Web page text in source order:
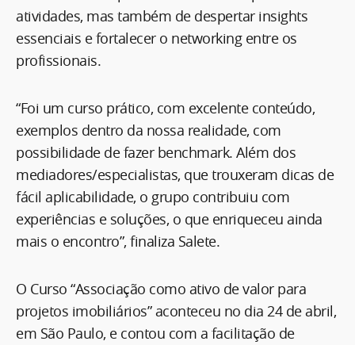
atividades, mas também de despertar insights
essenciais e fortalecer o networking entre os
profissionais.
“Foi um curso prático, com excelente conteúdo,
exemplos dentro da nossa realidade, com
possibilidade de fazer benchmark. Além dos
mediadores/especialistas, que trouxeram dicas de
fácil aplicabilidade, o grupo contribuiu com
experiências e soluções, o que enriqueceu ainda
mais o encontro”, finaliza Salete.
O Curso “Associação como ativo de valor para
projetos imobiliários” aconteceu no dia 24 de abril,
em São Paulo, e contou com a facilitação de